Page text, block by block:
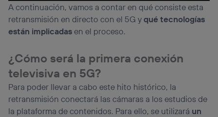
A continuación, vamos a contar en qué consiste esta
retransmisión en directo con el 5G yqué tecnologías
están implicadasen el proceso.
¿Cómo será la primera conexión
televisiva en 5G?
Para poder llevar a cabo este hito histórico, la
retransmisión conectará las cámaras a los estudios de
la plataforma de contenidos. Para ello, se utilizará un
Puedes gestionar los consentimientos Utiq seleccionando
“Administrar Utiq” en la parte inferior de esta página web o
visitando el portal de privacidad de Utiq
(“consenthub”). Para más información, consulta